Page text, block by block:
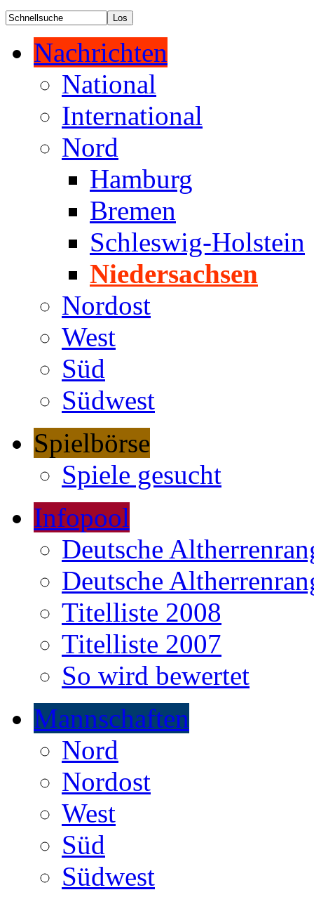
Nachrichten
National
International
Nord
Hamburg
Bremen
Schleswig-Holstein
Niedersachsen
Nordost
West
Süd
Südwest
Spielbörse
Spiele gesucht
Infopool
Deutsche
Deutsche
Titelliste 2008
Titelliste 2007
So wird bewertet
Mannschaften
Nord
Nordost
West
Süd
Südwest